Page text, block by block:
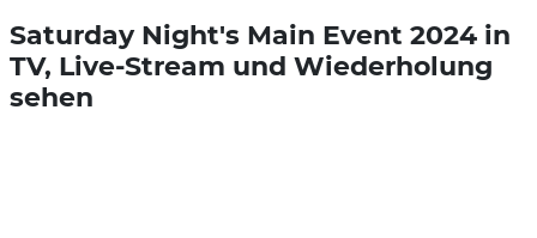
Saturday Night's Main Event 2024 in
TV, Live-Stream und Wiederholung
sehen